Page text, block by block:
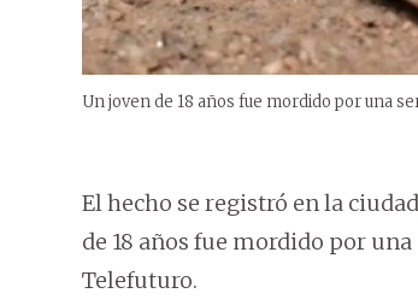
Un joven de 18 años fue mordido por una
El hecho se registró en la
de 18 años fue mordido por
Telefuturo.